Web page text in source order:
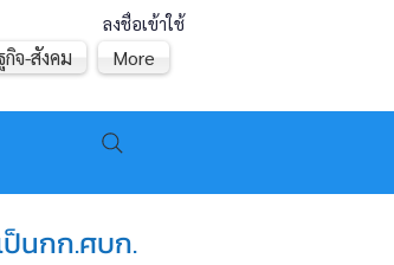
ลงชื่อเข้าใช้
กิจ-สังคม More
นกก.ศบก.